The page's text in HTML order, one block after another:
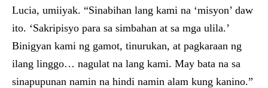
Lucia, umiiyak. “Sinabihan lang kami na ‘misyon’ daw
ito. ‘Sakripisyo para sa simbahan at sa mga ulila.’
Binigyan kami ng gamot, tinurukan, at pagkaraan ng
ilang linggo… nagulat na lang kami. May bata na sa
sinapupunan namin na hindi namin alam kung kanino.”